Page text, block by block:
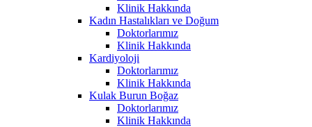
Klinik Hakkında
Kadın Hastalıkları ve Doğum
Doktorlarımız
Klinik Hakkında
Kardiyoloji
Doktorlarımız
Klinik Hakkında
Kulak Burun Boğaz
Doktorlarımız
Klinik Hakkında